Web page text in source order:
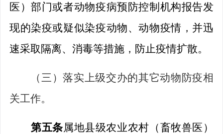
医）部门或者动物疫病预防控制机构报告发
现的染疫或疑似染疫动物、动物疫情，并迅
速采取隔离、消毒等措施，防止疫情扩散。
（三）落实上级交办的其它动物防疫相
关工作。
第五条属地县级农业农村（畜牧兽医）